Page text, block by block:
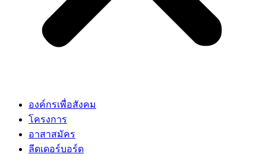
องค์กรเพื่อสังคม
โครงการ
อาสาสมัคร
ลีดเดอร์บอร์ด